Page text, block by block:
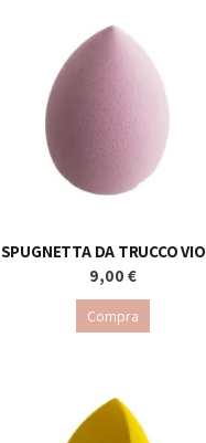
SPUGNETTA DA TRUCCO
9,00 €
Compra